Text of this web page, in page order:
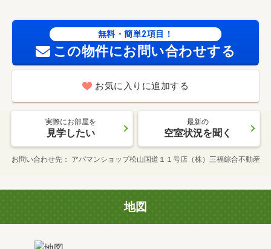
無料・簡単2項目！
この物件にお問い合わせする
お気に入りに追加する
実際にお部屋を
見学したい
最新の
空室状況を聞く
お問い合わせ先 アパマンショップ松山国道１１号店（株）三福綜合不動産
地図